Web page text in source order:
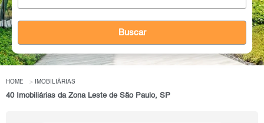
Buscar
HOME IMOBILIÁRIAS
40 Imobiliárias da Zona Leste de São Paulo, SP